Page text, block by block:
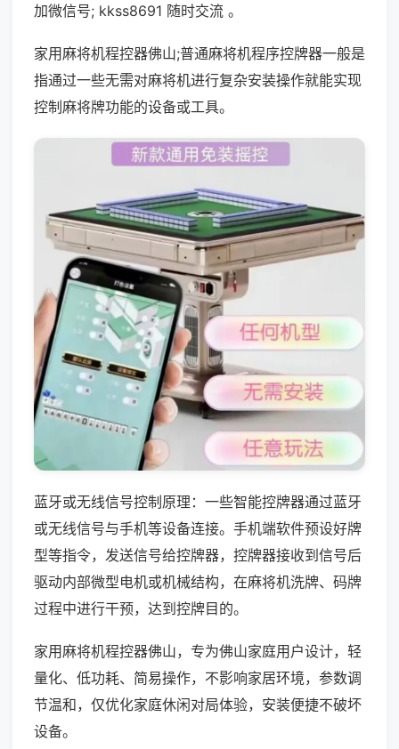
加微信号; kkss8691 随时交流 。
家用麻将机程控器佛山;普通麻将机程序控牌器一般是
指通过一些无需对麻将机进行复杂安装操作就能实现
控制麻将牌功能的设备或工具。
蓝牙或无线信号控制原理：一些智能控牌器通过蓝牙
或无线信号与手机等设备连接。手机端软件预设好牌
型等指令，发送信号给控牌器，控牌器接收到信号后
驱动内部微型电机或机械结构，在麻将机洗牌、码牌
过程中进行干预，达到控牌目的。
家用麻将机程控器佛山，专为佛山家庭用户设计，轻
量化、低功耗、简易操作，不影响家居环境，参数调
节温和，仅优化家庭休闲对局体验，安装便捷不破坏
设备。